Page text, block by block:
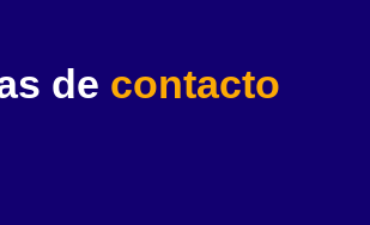
de contacto